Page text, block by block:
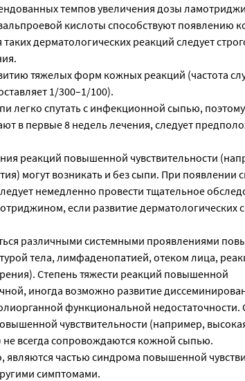
темпов увеличения дозы
кислоты способствуют появлению
дерматологических реакций следует
тяжелых форм кожных реакций (частота
1/300–1/100).
легко спутать с инфекционной сыпью,
в первые 8 недель лечения, следует
реакций повышенной чувствительности
могут возникать и без сыпи. При появлении
немедленно провести тщательное
если развитие дерматологических
различными системными проявлениями
тела, лимфаденопатией, отеком лица,
Степень тяжести реакций повышенной
иногда возможно развитие
функциональной недостаточности.
чувствительности (например,
всегда сопровождаются кожной сыпью.
частью синдрома повышенной
симптомами.